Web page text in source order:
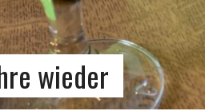
wieder